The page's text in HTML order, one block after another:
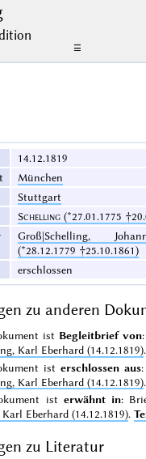
☰
14.12.1819
München
Stuttgart
Schelling (*27.01.1775
Groß|Schelling,
(*28.12.1779 †25.10.1861)
erschlossen
zu anderen
ist Begleitbrief von
Karl Eberhard (14.12.1819)
ist erschlossen aus
Karl Eberhard (14.12.1819)
ist erwähnt in:
Eberhard (14.12.1819).
zu Literatur